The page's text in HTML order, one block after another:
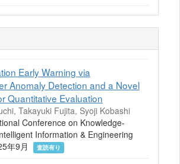
Early Warning via
Anomaly Detection and a Novel
Quantitative Evaluation
Takayuki Fujita, Syoji Kobashi
Conference on Knowledge-
Information & Engineering
年9月
査読有り